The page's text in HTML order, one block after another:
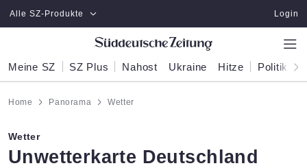
Zum Hauptinhalt springen
Alle SZ-Produkte Login
Meine SZ SZ Plus Nahost Ukraine Hitze Politik
Home Panorama Wetter
Wetter
:
Unwetterkarte Deutschland